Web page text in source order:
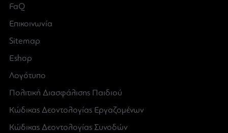
FaQ
Επικοινωνία
Sitemap
Eshop
Λογότυπο
Πολιτική Διασφάλισης Παιδιού
Κώδικας Δεοντολογίας Εργαζομένων
Κώδικας Δεοντολογίας Συνοδών